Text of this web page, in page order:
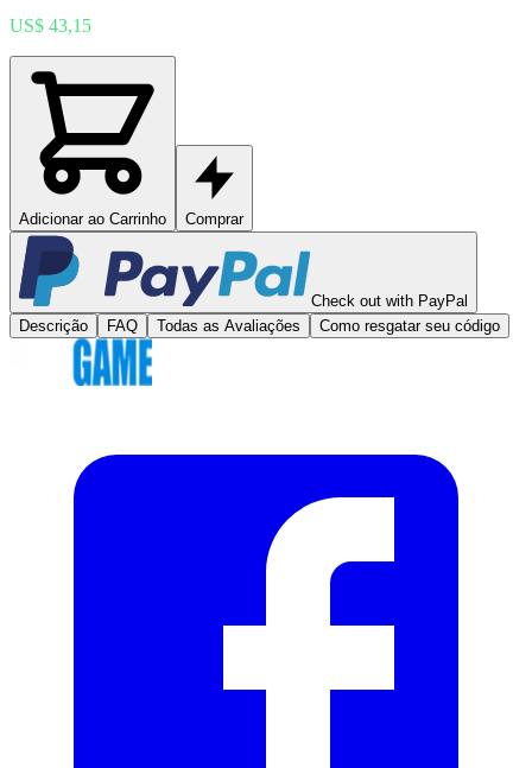
US$ 43,15
Adicionar ao Carrinho Comprar
Check out with PayPal
Descrição
FAQ Todas as Avaliações Como resgatar seu código